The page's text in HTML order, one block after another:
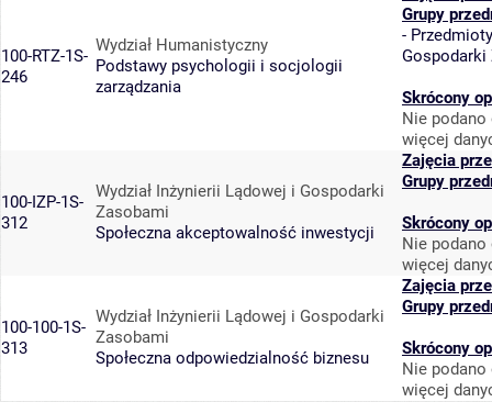
100-RTZ-1S-
246
Wydział Humanistyczny
Podstawy psychologii i socjologii
zarządzania
Grupy
-
Gospodarki
Skrócony
Nie
więcej
100-IZP-1S-
312
Wydział Inżynierii Lądowej i Gospodarki
Zasobami
Społeczna akceptowalność inwestycji
Zajęcia
Grupy
Skrócony
Nie
więcej
100-100-1S-
313
Wydział Inżynierii Lądowej i Gospodarki
Zasobami
Społeczna odpowiedzialność biznesu
Zajęcia
Grupy
Skrócony
Nie
więcej